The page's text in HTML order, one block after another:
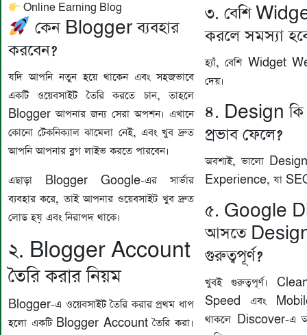
Online Earning Blog
কেন Blogger ব্যবহার
করবেন?
যদি আপনি নতুন হয়ে থাকেন এবং সহজভাবে
একটি ওয়েবসাইট তৈরি করতে চান, তাহলে
Blogger আপনার জন্য সেরা অপশন। এখানে
কোনো টেকনিক্যাল ঝামেলা নেই, এবং খুব দ্রুত
আপনি আপনার ব্লগ লাইভ করতে পারবেন।
এছাড়া Blogger Google-এর সার্ভার
ব্যবহার করে, তাই আপনার ওয়েবসাইট খুব দ্রুত
লোড হয় এবং নিরাপদ থাকে।
২. Blogger Account
তৈরি করার নিয়ম
Blogger-এ ওয়েবসাইট তৈরি করার প্রথম ধাপ
হলো একটি Blogger Account তৈরি করা।
৩. বেশি
করলে সমস্যা
হ্যাঁ, বেশি Widget
দেয়।
৪. Design
প্রভাব ফেলে?
অবশ্যই, ভালো
Experience, যা
৫. Google
আসতে
গুরুত্বপূর্ণ?
খুবই গুরুত্বপূর্ণ।
Speed এবং
থাকলে Discover-এ